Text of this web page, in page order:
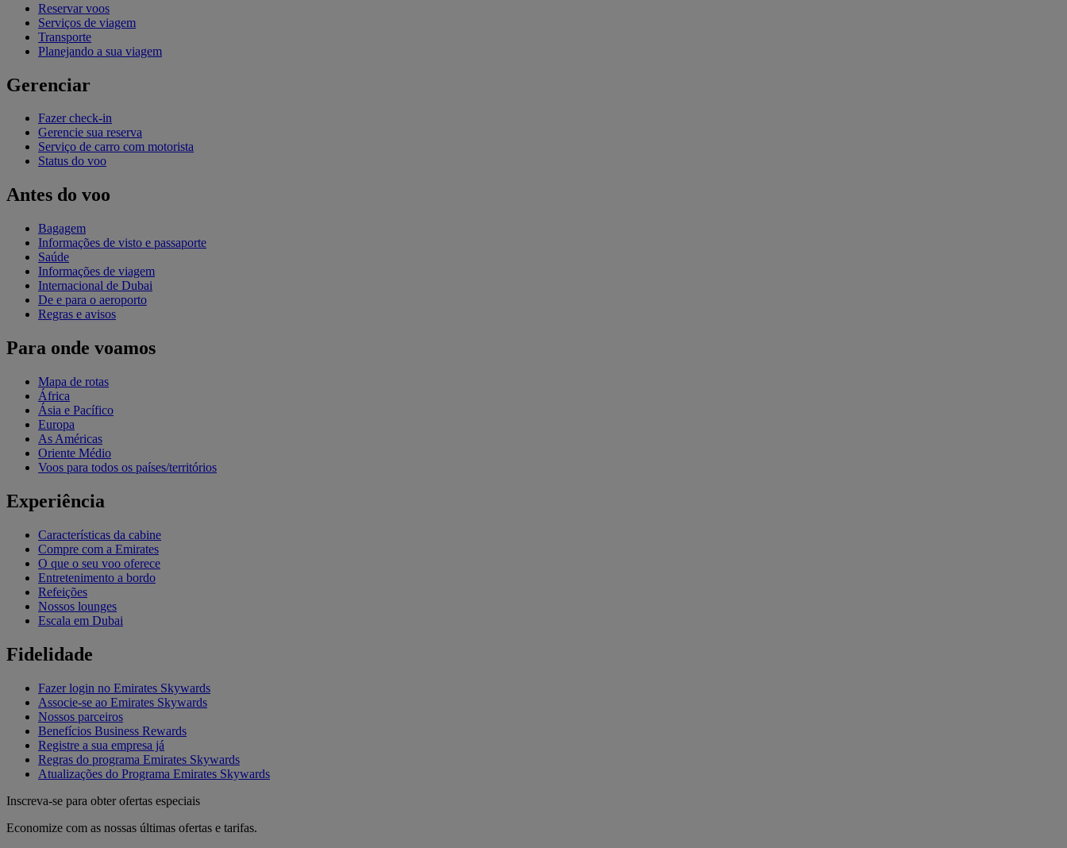
Reservar voos
Serviços de viagem
Transporte
Planejando a sua viagem
Gerenciar
Fazer check-in
Gerencie sua reserva
Serviço de carro com motorista
Status do voo
Antes do voo
Bagagem
Informações de visto e passaporte
Saúde
Informações de viagem
Internacional de Dubai
De e para o aeroporto
Regras e avisos
Para onde voamos
Mapa de rotas
África
Ásia e Pacífico
Europa
As Américas
Oriente Médio
Voos para todos os países/territórios
Experiência
Características da cabine
Compre com a Emirates
O que o seu voo oferece
Entretenimento a bordo
Refeições
Nossos lounges
Escala em Dubai
Fidelidade
Fazer login no Emirates Skywards
Associe-se ao Emirates Skywards
Nossos parceiros
Benefícios Business Rewards
Registre a sua empresa já
Regras do programa Emirates Skywards
Atualizações do Programa Emirates Skywards
Inscreva-se para obter ofertas especiais
Economize com as nossas últimas ofertas e tarifas.